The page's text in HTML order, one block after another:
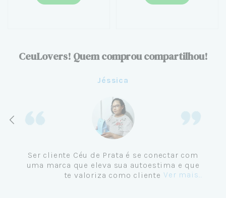
CeuLovers! Quem comprou compartilhou!
Jéssica
Ser cliente Céu de Prata é se conectar com
uma marca que eleva sua autoestima e que
te valoriza como cliente. Ver mais...